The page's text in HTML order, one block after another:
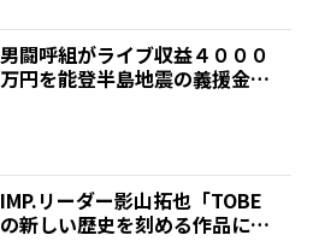
男闘呼組がライブ収益４０００
万円を能登半島地震の義援金
IMP.リーダー影山拓也「TOBE
の新しい歴史を刻める作品に」